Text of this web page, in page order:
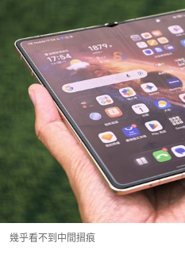
幾乎看不到中間摺痕